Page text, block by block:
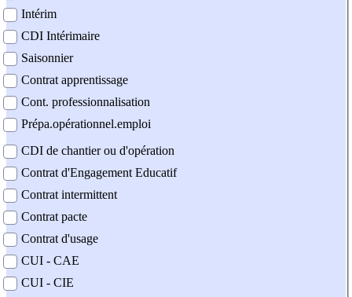
Intérim
CDI Intérimaire
Saisonnier
Contrat apprentissage
Cont. professionnalisation
Prépa.opérationnel.emploi
CDI de chantier ou d'opération
Contrat d'Engagement Educatif
Contrat intermittent
Contrat pacte
Contrat d'usage
CUI - CAE
CUI - CIE